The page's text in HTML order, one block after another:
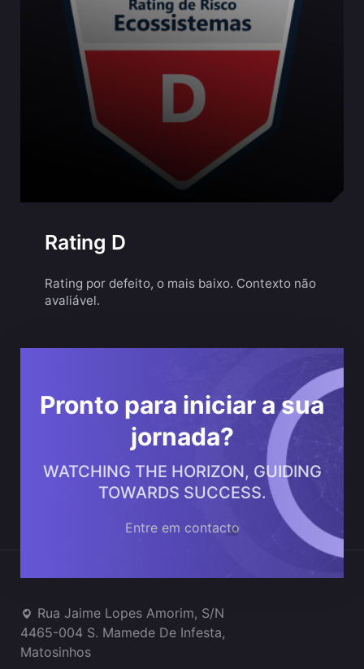
Rating D
Rating por defeito, o mais baixo. Contexto não
avaliável.
Pronto para iniciar a sua
jornada?
WATCHING THE HORIZON, GUIDING
TOWARDS SUCCESS.
Entre em contacto
Rua Jaime Lopes Amorim, S/N
4465-004 S. Mamede De Infesta,
Matosinhos